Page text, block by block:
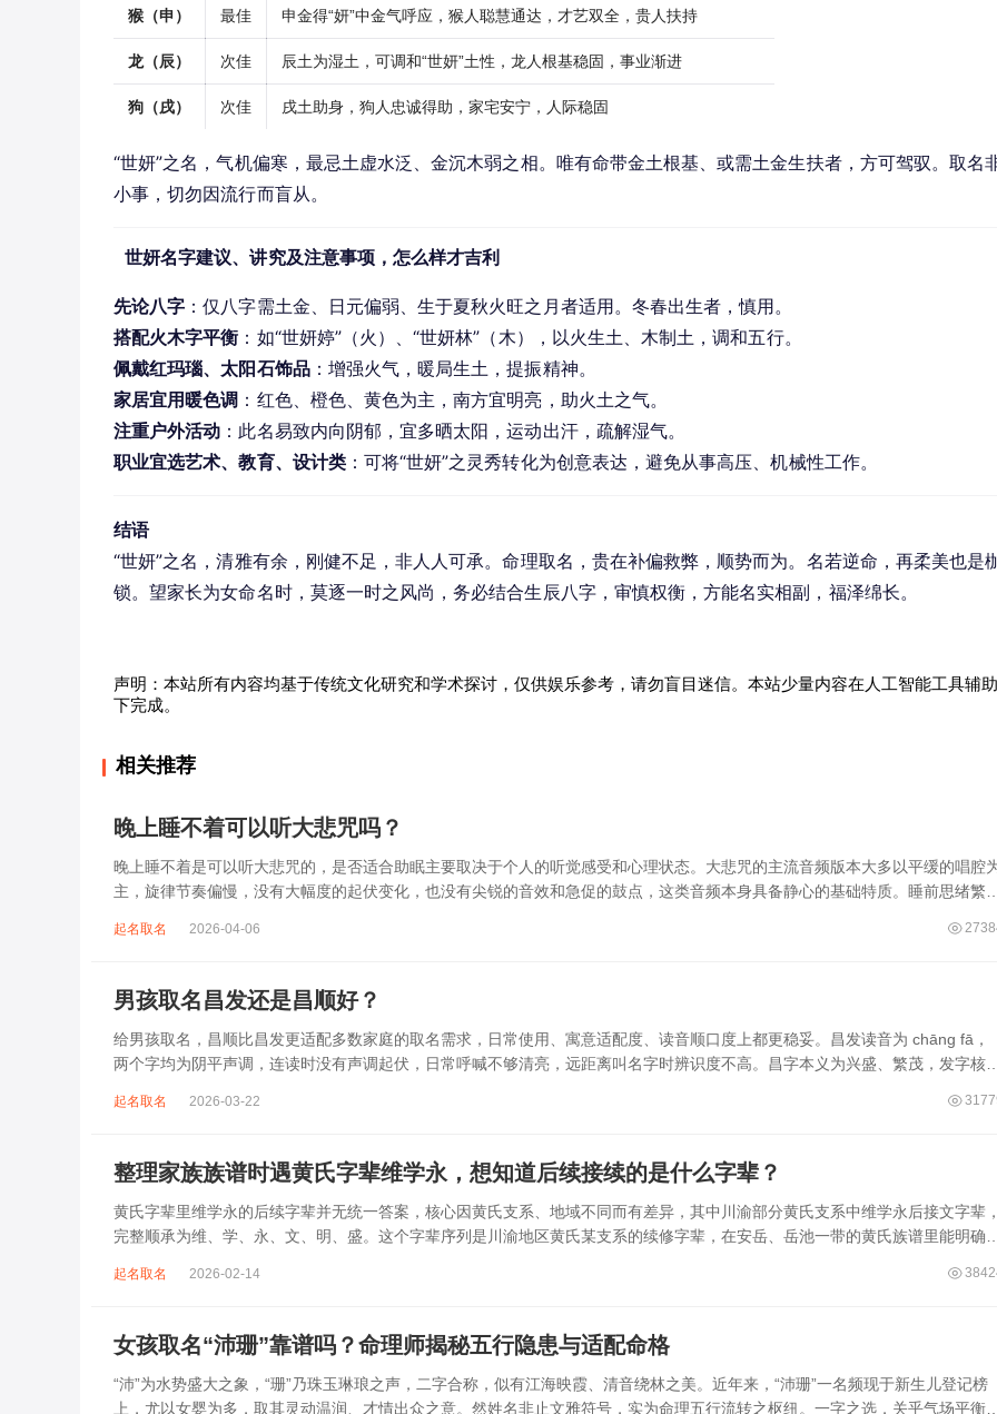
猴（申） 最佳 申金得“妍”中金气呼应，猴人聪慧通达，才艺双全，贵人扶持
龙（辰） 次佳 辰土为湿土，可调和“世妍”土性，龙人根基稳固，事业渐进
狗（戌） 次佳 戌土助身，狗人忠诚得助，家宅安宁，人际稳固
“世妍”之名，气机偏寒，最忌土虚水泛、金沉木弱之相。唯有命带金土根基、或需土金生扶者，方可驾驭。取名
小事，切勿因流行而盲从。
世妍名字建议、讲究及注意事项，怎么样才吉利
先论八字 ：仅八字需土金、日元偏弱、生于夏秋火旺之月者适用。冬春出生者，慎用。
搭配火木字平衡 ：如“世妍婷”（火）、“世妍林”（木），以火生土、木制土，调和五行。
佩戴红玛瑙、太阳石饰品：增强火气，暖局生土，提振精神。
家居宜用暖色调 ：红色、橙色、黄色为主，南方宜明亮，助火土之气。
注重户外活动 ：此名易致内向阴郁，宜多晒太阳，运动出汗，疏解湿气。
职业宜选艺术、教育、设计类：可将“世妍”之灵秀转化为创意表达，避免从事高压、机械性工作。
结语
“世妍”之名，清雅有余，刚健不足，非人人可承。命理取名，贵在补偏救弊，顺势而为。名若逆命，再柔美也是
锁。望家长为女命名时，莫逐一时之风尚，务必结合生辰八字，审慎权衡，方能名实相副，福泽绵长。
声明：本站所有内容均基于传统文化研究和学术探讨，仅供娱乐参考，请勿盲目迷信。本站少量内容在人工智能工具辅助
下完成。
相关推荐
晚上睡不着可以听大悲咒吗？
晚上睡不着是可以听大悲咒的，是否适合助眠主要取决于个人的听觉感受和心理状态。大悲咒的主流音频版本大多以平缓的唱腔
主，旋律节奏偏慢，没有大幅度的起伏变化，也没有尖锐的音效和急促的鼓点，这类音频本身具备静心的基础特质。睡前思绪繁
起名取名 2026-04-06
男孩取名昌发还是昌顺好？
给男孩取名，昌顺比昌发更适配多数家庭的取名需求，日常使用、寓意适配度、读音顺口度上都更稳妥。昌发读音为 chāng fā，
两个字均为阴平声调，连读时没有声调起伏，日常呼喊不够清亮，远距离叫名字时辨识度不高。昌字本义为兴盛、繁茂，发字核
起名取名 2026-03-22
整理家族族谱时遇黄氏字辈维学永，想知道后续接续的是什么字辈？
黄氏字辈里维学永的后续字辈并无统一答案，核心因黄氏支系、地域不同而有差异，其中川渝部分黄氏支系中维学永后接文字辈
完整顺承为维、学、永、文、明、盛。这个字辈序列是川渝地区黄氏某支系的续修字辈，在安岳、岳池一带的黄氏族谱里能明确
起名取名 2026-02-14
女孩取名“沛珊”靠谱吗？命理师揭秘五行隐患与适配命格
“沛”为水势盛大之象，“珊”乃珠玉琳琅之声，二字合称，似有江海映霞、清音绕林之美。近年来，“沛珊”一名频现于新生儿登记榜
上，尤以女婴为多，取其灵动温润、才情出众之意。然姓名非止文雅符号，实为命理五行流转之枢纽。一字之选，关乎气场平衡